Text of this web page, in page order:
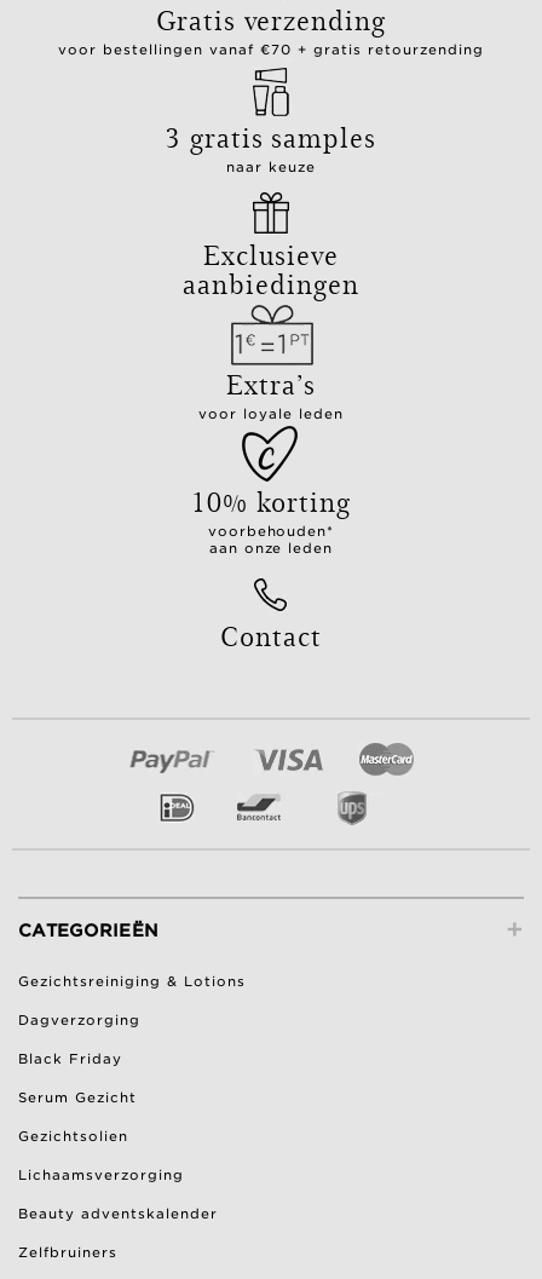
Gratis verzending
voor bestellingen vanaf €70 + gratis retourzending
3 gratis samples
naar keuze
Exclusieve
aanbiedingen
Extra’s
voor loyale leden
10% korting
voorbehouden*
aan onze leden
Contact
+
CATEGORIEËN
Gezichtsreiniging & Lotions
Dagverzorging
Black Friday
Serum Gezicht
Gezichtsolien
Lichaamsverzorging
Beauty adventskalender
Zelfbruiners